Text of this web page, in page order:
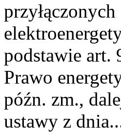
podstawie art.
Prawo
późn. zm.,
ustawy z